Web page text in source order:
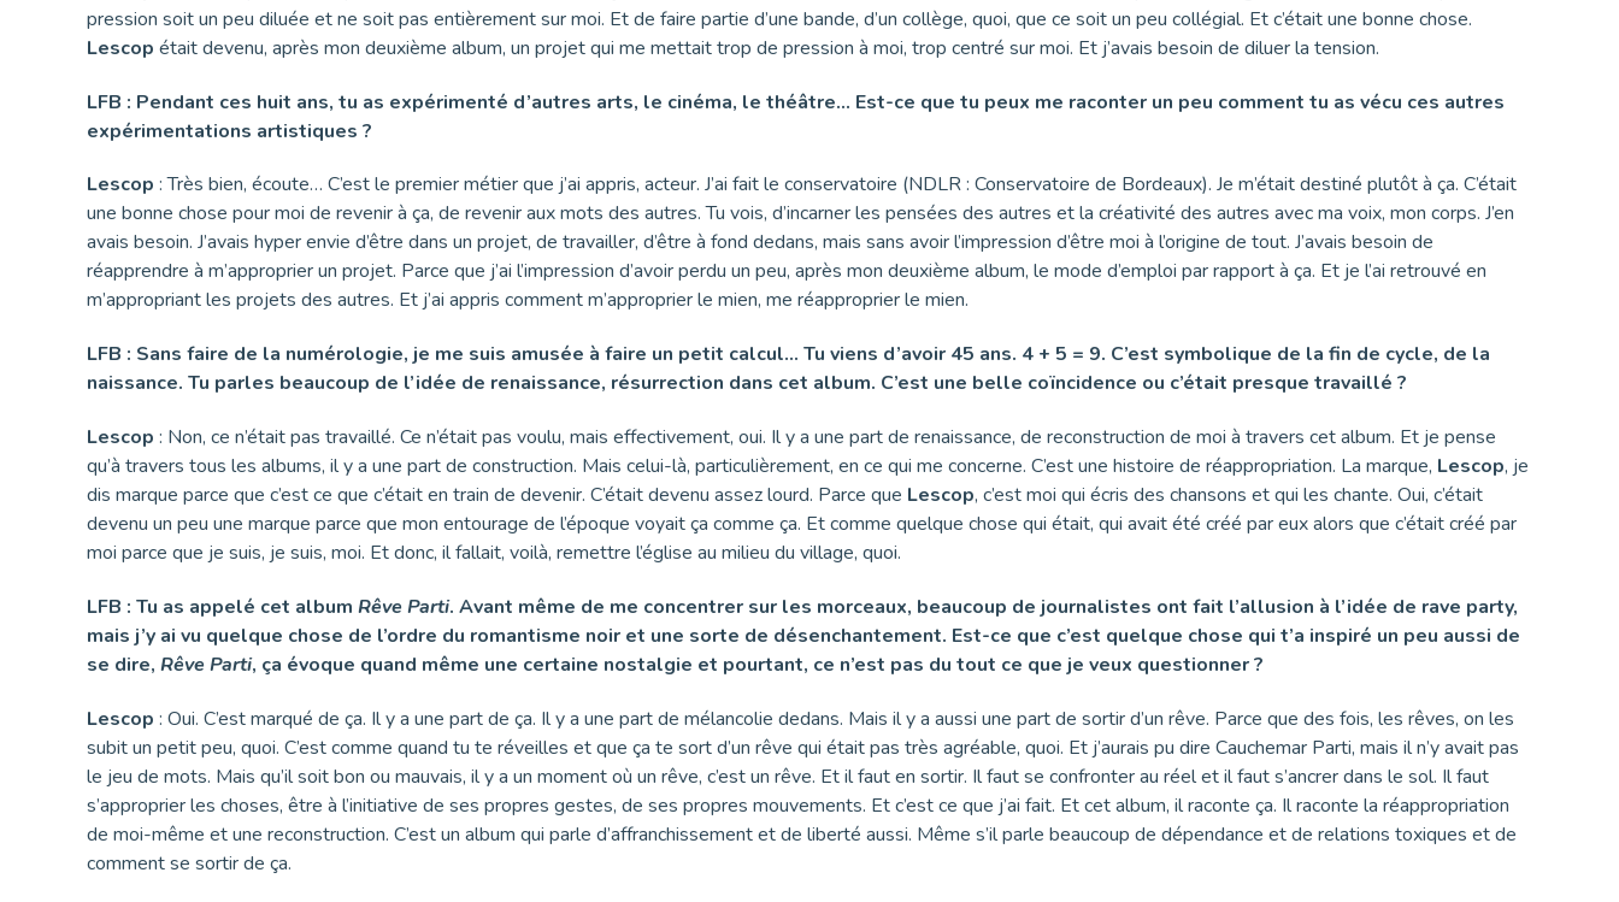
pression soit un peu diluée et ne soit pas entièrement sur moi. Et de faire partie d’une bande, d’un collège, quoi, que ce soit un peu collégial. Et c’était une bonne chose.
Lescop était devenu, après mon deuxième album, un projet qui me mettait trop de pression à moi, trop centré sur moi. Et j’avais besoin de diluer la tension.
LFB : Pendant ces huit ans, tu as expérimenté d’autres arts, le cinéma, le théâtre… Est-ce que tu peux me raconter un peu comment tu as vécu ces autres
expérimentations artistiques ?
Lescop : Très bien, écoute… C’est le premier métier que j’ai appris, acteur. J’ai fait le conservatoire (NDLR : Conservatoire de Bordeaux). Je m’était destiné plutôt à ça. C’était
une bonne chose pour moi de revenir à ça, de revenir aux mots des autres. Tu vois, d’incarner les pensées des autres et la créativité des autres avec ma voix, mon corps. J’en
avais besoin. J’avais hyper envie d’être dans un projet, de travailler, d’être à fond dedans, mais sans avoir l’impression d’être moi à l’origine de tout. J’avais besoin de
réapprendre à m’approprier un projet. Parce que j’ai l’impression d’avoir perdu un peu, après mon deuxième album, le mode d’emploi par rapport à ça. Et je l’ai retrouvé en
m’appropriant les projets des autres. Et j’ai appris comment m’approprier le mien, me réapproprier le mien.
LFB : Sans faire de la numérologie, je me suis amusée à faire un petit calcul… Tu viens d’avoir 45 ans. 4 + 5 = 9. C’est symbolique de la fin de cycle, de la
naissance. Tu parles beaucoup de l’idée de renaissance, résurrection dans cet album. C’est une belle coïncidence ou c’était presque travaillé ?
Lescop : Non, ce n’était pas travaillé. Ce n’était pas voulu, mais effectivement, oui. Il y a une part de renaissance, de reconstruction de moi à travers cet album. Et je pense
qu’à travers tous les albums, il y a une part de construction. Mais celui-là, particulièrement, en ce qui me concerne. C’est une histoire de réappropriation. La marque, Lescop, je
dis marque parce que c’est ce que c’était en train de devenir. C’était devenu assez lourd. Parce que Lescop, c’est moi qui écris des chansons et qui les chante. Oui, c’était
devenu un peu une marque parce que mon entourage de l’époque voyait ça comme ça. Et comme quelque chose qui était, qui avait été créé par eux alors que c’était créé par
moi parce que je suis, je suis, moi. Et donc, il fallait, voilà, remettre l’église au milieu du village, quoi.
LFB : Tu as appelé cet album Rêve Parti. Avant même de me concentrer sur les morceaux, beaucoup de journalistes ont fait l’allusion à l’idée de rave party,
mais j’y ai vu quelque chose de l’ordre du romantisme noir et une sorte de désenchantement. Est-ce que c’est quelque chose qui t’a inspiré un peu aussi de
se dire, Rêve Parti, ça évoque quand même une certaine nostalgie et pourtant, ce n’est pas du tout ce que je veux questionner ?
Lescop : Oui. C’est marqué de ça. Il y a une part de ça. Il y a une part de mélancolie dedans. Mais il y a aussi une part de sortir d’un rêve. Parce que des fois, les rêves, on les
subit un petit peu, quoi. C’est comme quand tu te réveilles et que ça te sort d’un rêve qui était pas très agréable, quoi. Et j’aurais pu dire Cauchemar Parti, mais il n’y avait pas
le jeu de mots. Mais qu’il soit bon ou mauvais, il y a un moment où un rêve, c’est un rêve. Et il faut en sortir. Il faut se confronter au réel et il faut s’ancrer dans le sol. Il faut
s’approprier les choses, être à l’initiative de ses propres gestes, de ses propres mouvements. Et c’est ce que j’ai fait. Et cet album, il raconte ça. Il raconte la réappropriation
de moi-même et une reconstruction. C’est un album qui parle d’affranchissement et de liberté aussi. Même s’il parle beaucoup de dépendance et de relations toxiques et de
comment se sortir de ça.